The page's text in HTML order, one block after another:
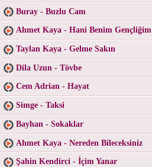
Buray - Buzlu Cam
Ahmet Kaya - Hani Benim Gençliğim
Taylan Kaya - Gelme Sakın
Dila Uzun - Tövbe
Cem Adrian - Hayat
Simge - Taksi
Bayhan - Sokaklar
Ahmet Kaya - Nereden Bileceksiniz
Şahin Kendirci - İçim Yanar